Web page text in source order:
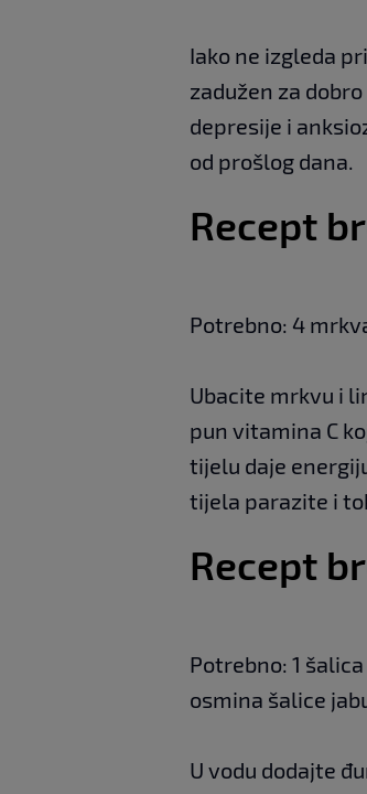
Iako ne izgleda
zadužen za
depresije i
od prošlog dana.
Recept
Potrebno: 4
Ubacite mrkvu i
pun vitamina C
tijelu daje
tijela parazite i
Recept
Potrebno: 1
osmina šalice
U vodu dodajte